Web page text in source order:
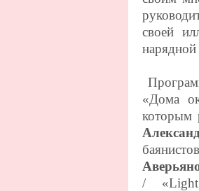
своей
«Дома
которым
/ «Light